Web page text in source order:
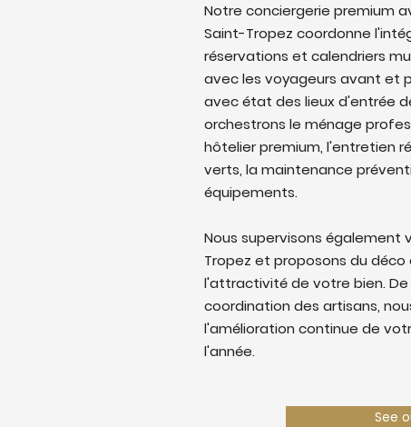
Notre conciergerie premium
Saint-Tropez coordonne
réservations et calendriers
avec les voyageurs avant et
avec état des lieux d'entrée
orchestrons le ménage
hôtelier premium, l'entretien
verts, la maintenance
équipements.
Nous supervisons également
Tropez et proposons du
l'attractivité de votre bien.
coordination des artisans,
l'amélioration continue de
l'année.
See